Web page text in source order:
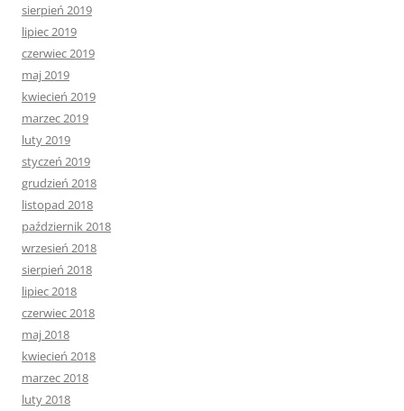
sierpień 2019
lipiec 2019
czerwiec 2019
maj 2019
kwiecień 2019
marzec 2019
luty 2019
styczeń 2019
grudzień 2018
listopad 2018
październik 2018
wrzesień 2018
sierpień 2018
lipiec 2018
czerwiec 2018
maj 2018
kwiecień 2018
marzec 2018
luty 2018